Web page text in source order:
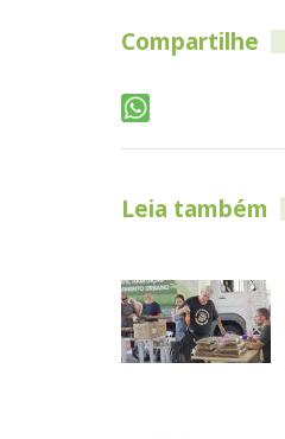
Compartilhe
Leia também